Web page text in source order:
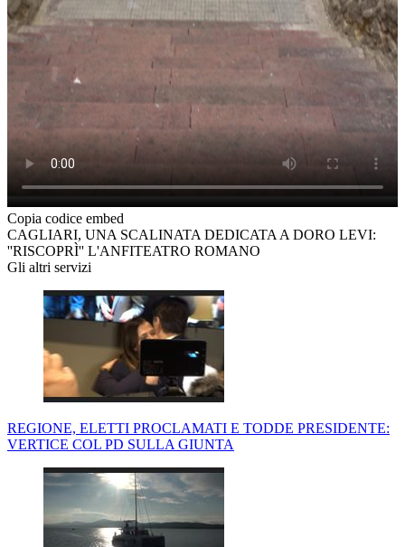
Copia codice embed
CAGLIARI, UNA SCALINATA DEDICATA A DORO LEVI:
''RISCOPRÌ'' L'ANFITEATRO ROMANO
Gli altri servizi
REGIONE, ELETTI PROCLAMATI E TODDE PRESIDENTE:
VERTICE COL PD SULLA GIUNTA